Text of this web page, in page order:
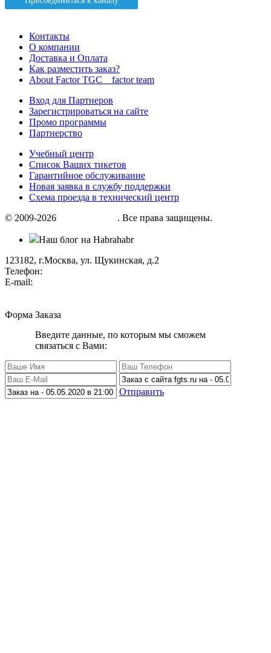
Контакты
О компании
Доставка и Оплата
Как разместить заказ?
About Factor TGC _ factor team
Вход для Партнеров
Зарегистрироваться на сайте
Промо программы
Партнерство
Учебный центр
Список Ваших тикетов
Гарантийное обслуживание
Новая заявка в службу поддержки
Схема проезда в технический центр
© 2009-2026
. Все права защищены.
Наш блог на Habrahabr
123182, г.Москва, ул. Щукинская, д.2
Телефон:
E-mail:
Форма Заказа
Введите данные, по которым мы сможем
связаться с Вами:
Отправить